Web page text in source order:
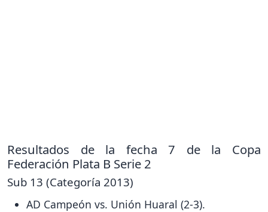
Resultados de la fecha 7 de la Copa
Federación Plata B Serie 2
Sub 13 (Categoría 2013)
AD Campeón vs. Unión Huaral (2-3).